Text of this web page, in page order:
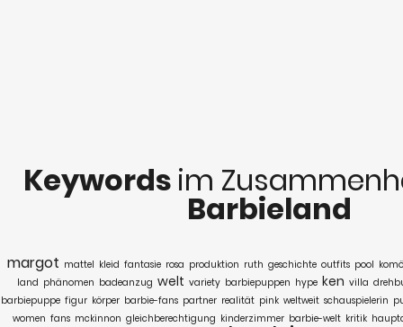
Keywords im
Barbieland
margot mattel kleid fantasie rosa produktion ruth geschichte outfits pool
land phänomen badeanzug welt variety barbiepuppen hype ken villa
barbiepuppe figur körper barbie-fans partner realität pink weltweit schauspielerin
women fans mckinnon gleichberechtigung kinderzimmer barbie-welt kritik